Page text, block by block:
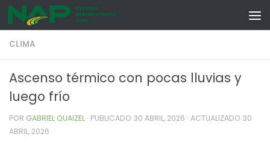
Skip to content
CLIMA
Ascenso térmico con pocas lluvias y
luego frío
POR GABRIEL QUAIZEL · PUBLICADO 30 ABRIL, 2026 · ACTUALIZADO 30
ABRIL, 2026